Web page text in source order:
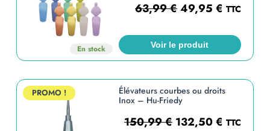
En stock
63,99€49,95€ TTC
Voir le produit
PROMO !
Élévateurs courbes ou droits
Inox – Hu-Friedy
150,99€ 132,50€ TTC